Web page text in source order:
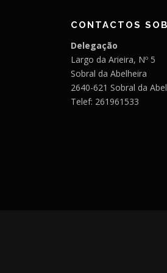
CONTACTOS
Delegação
Largo da Arieira, Nº 5
Sobral da Abelheira
2640-621 Sobral da
Telef: 261961533